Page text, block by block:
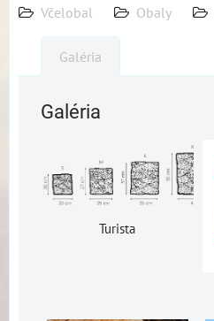
Včelobal Obaly
Galéria
Galéria
Turista